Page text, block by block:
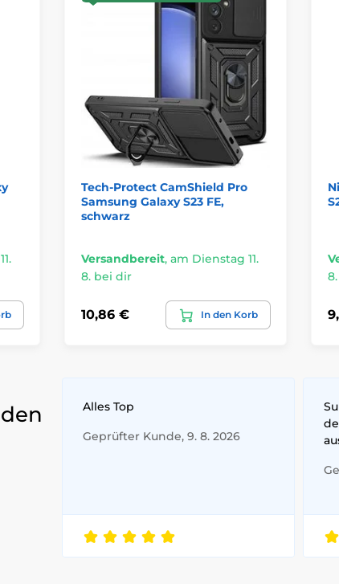
Tech-Protect CamShield Pro
Samsung Galaxy S23 FE,
schwarz
Versandbereit, am Dienstag 11.
8. bei dir
10,86 € In den Korb
Alles Top
Geprüfter Kunde, 9. 8. 2026